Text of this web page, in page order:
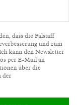
dass die Falstaff
und zum
kann den Newsletter
per E-Mail an
über die
der